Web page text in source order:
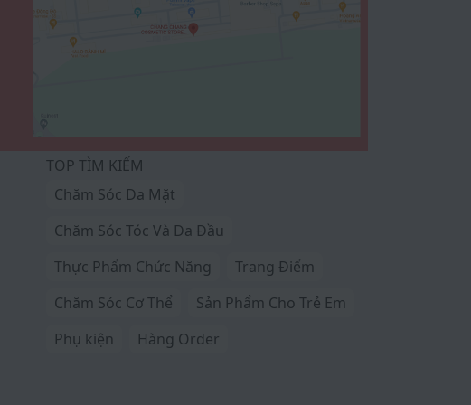
TOP TÌM KIẾM
Chăm Sóc Da Mặt
Chăm Sóc Tóc Và Da Đầu
Thực Phẩm Chức Năng
Trang Điểm
Chăm Sóc Cơ Thể
Sản Phẩm Cho Trẻ Em
Phụ kiện
Hàng Order